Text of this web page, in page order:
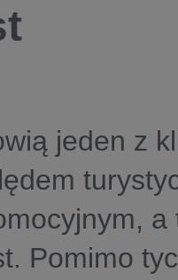
jeden z
a
Pomimo